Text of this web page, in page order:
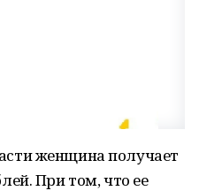
женщина получает
При том, что ее